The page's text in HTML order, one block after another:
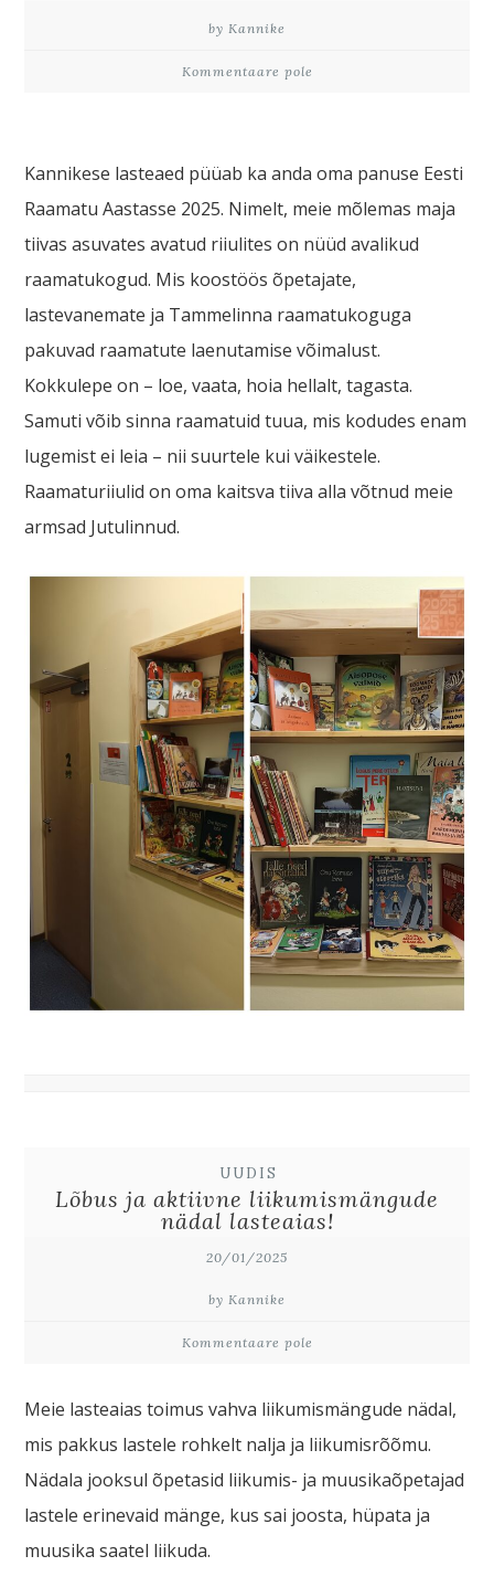
by Kannike
Kommentaare pole
Kannikese lasteaed püüab ka anda oma panuse Eesti
Raamatu Aastasse 2025. Nimelt, meie mõlemas maja
tiivas asuvates avatud riiulites on nüüd avalikud
raamatukogud. Mis koostöös õpetajate,
lastevanemate ja Tammelinna raamatukoguga
pakuvad raamatute laenutamise võimalust.
Kokkulepe on – loe, vaata, hoia hellalt, tagasta.
Samuti võib sinna raamatuid tuua, mis kodudes enam
lugemist ei leia – nii suurtele kui väikestele.
Raamaturiiulid on oma kaitsva tiiva alla võtnud meie
armsad Jutulinnud.
UUDIS
Lõbus ja aktiivne liikumismängude
nädal lasteaias!
20/01/2025
by Kannike
Kommentaare pole
Meie lasteaias toimus vahva liikumismängude nädal,
mis pakkus lastele rohkelt nalja ja liikumisrõõmu.
Nädala jooksul õpetasid liikumis- ja muusikaõpetajad
lastele erinevaid mänge, kus sai joosta, hüpata ja
muusika saatel liikuda.